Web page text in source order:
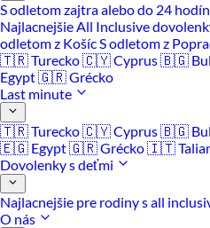
S odletom zajtra alebo do 24 hodín
Najlacnejšie All Inclusive
odletom z KošícS odletom z
🇹🇷 Turecko🇨🇾 Cyprus🇧🇬
Egypt🇬🇷 Grécko
Last minute
🇹🇷 Turecko🇨🇾 Cyprus🇧🇬
🇪🇬 Egypt🇬🇷 Grécko🇮🇹
Dovolenky s deťmi
Najlacnejšie pre rodiny s all
O nás